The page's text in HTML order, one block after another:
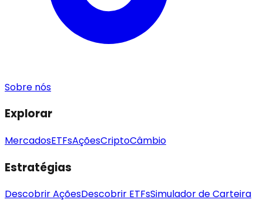
Sobre nós
Explorar
MercadosETFsAçõesCriptoCâmbio
Estratégias
Descobrir AçõesDescobrir ETFsSimulador de Carteira